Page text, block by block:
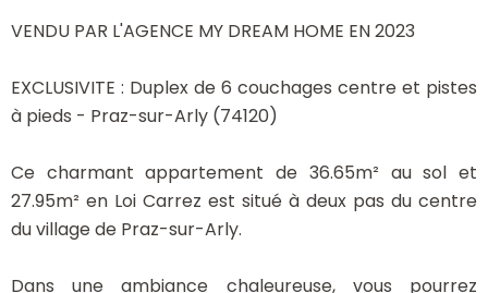
VENDU PAR L'AGENCE MY DREAM HOME EN 2023
EXCLUSIVITE : Duplex de 6 couchages centre et pistes
à pieds - Praz-sur-Arly (74120)
Ce charmant appartement de 36.65m² au sol et
27.95m² en Loi Carrez est situé à deux pas du centre
du village de Praz-sur-Arly.
Dans une ambiance chaleureuse, vous pourrez